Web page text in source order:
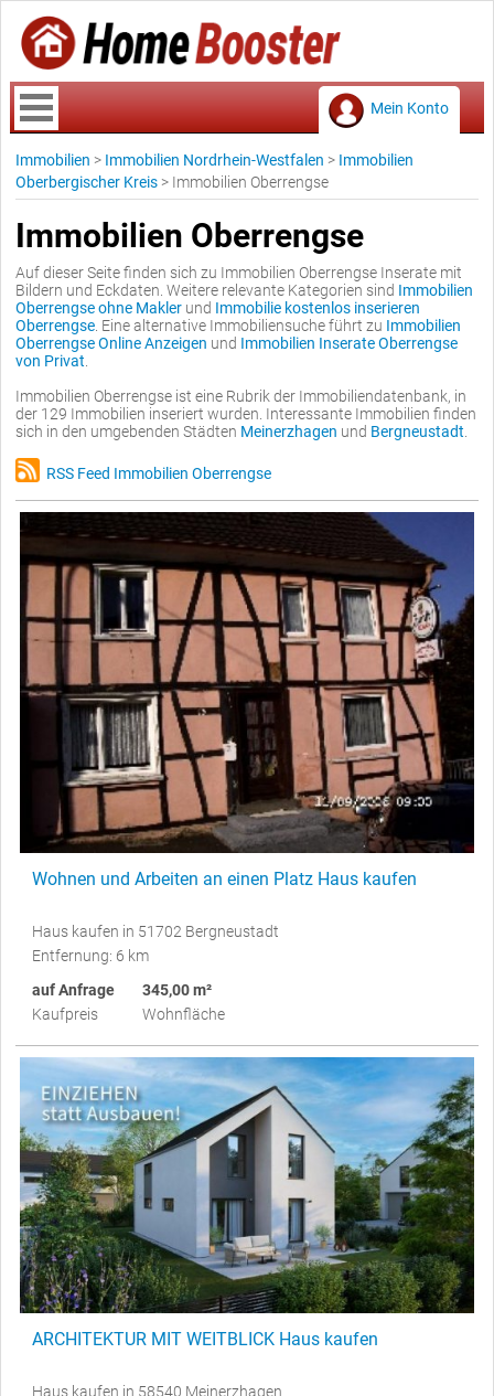
Mein Konto
Immobilien > Immobilien Nordrhein-Westfalen > Immobilien
Oberbergischer Kreis > Immobilien Oberrengse
Immobilien Oberrengse
Auf dieser Seite finden sich zu Immobilien Oberrengse Inserate mit
Bildern und Eckdaten. Weitere relevante Kategorien sind Immobilien
Oberrengse ohne Makler und Immobilie kostenlos inserieren
Oberrengse . Eine alternative Immobiliensuche führt zu Immobilien
Oberrengse Online Anzeigen und Immobilien Inserate Oberrengse
von Privat
Immobilien Oberrengse ist eine Rubrik der Immobiliendatenbank, in
der 129 Immobilien inseriert wurden. Interessante Immobilien finden
sich in den umgebenden Städten Meinerzhagen und Bergneustadt
RSS Feed Immobilien Oberrengse
Wohnen und Arbeiten an einen Platz Haus kaufen
Haus kaufen in 51702 Bergneustadt
Entfernung: 6 km
auf Anfrage
Kaufpreis
345,00 m²
Wohnfläche
ARCHITEKTUR MIT WEITBLICK Haus kaufen
Haus kaufen in 58540 Meinerzhagen